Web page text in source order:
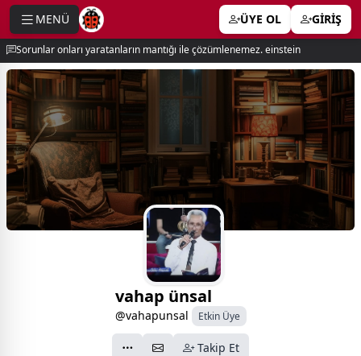
MENÜ ÜYE OL GİRİŞ
Sorunlar onları yaratanların mantığı ile çözümlenemez. einstein
vahap ünsal
@vahapunsal Etkin Üye
Takip Et
menu